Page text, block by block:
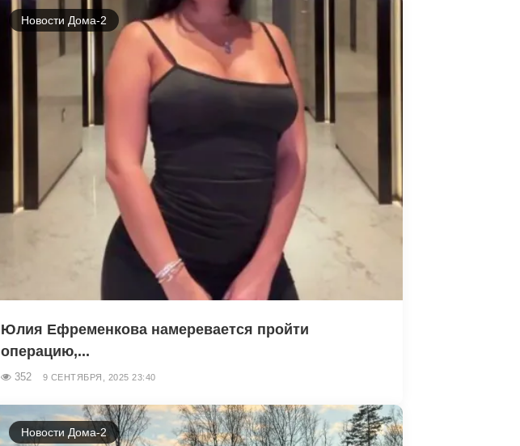
Новости Дома-2
Юлия Ефременкова намеревается пройти
операцию,...
352 9 СЕНТЯБРЯ, 2025 23:40
Новости Дома-2